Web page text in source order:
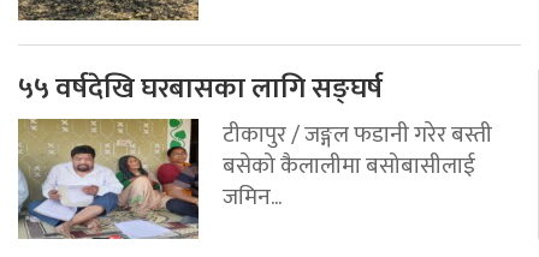
५५ वर्षदेखि घरबासका लागि सङ्घर्ष
टीकापुर / जङ्गल फडानी गरेर बस्ती
बसेको कैलालीमा बसोबासीलाई
जमिन...